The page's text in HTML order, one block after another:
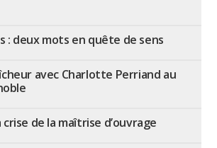
: deux mots en quête de sens
avec Charlotte Perriand au
de la maîtrise d’ouvrage